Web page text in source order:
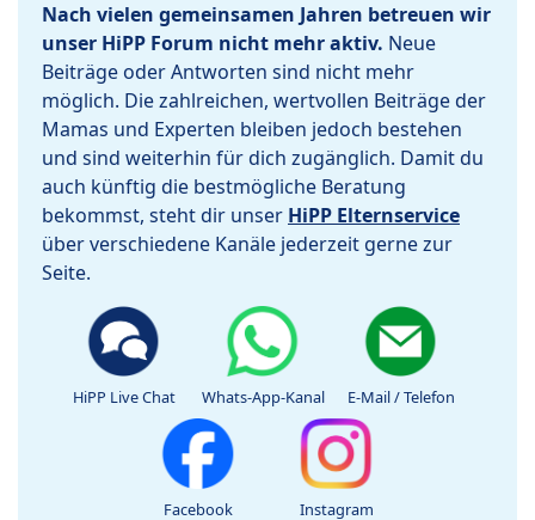
Nach vielen gemeinsamen Jahren betreuen wir
unser HiPP Forum nicht mehr aktiv. Neue
Beiträge oder Antworten sind nicht mehr
möglich. Die zahlreichen, wertvollen Beiträge der
Mamas und Experten bleiben jedoch bestehen
und sind weiterhin für dich zugänglich. Damit du
auch künftig die bestmögliche Beratung
bekommst, steht dir unser HiPP Elternservice
über verschiedene Kanäle jederzeit gerne zur
Seite.
HiPP Live Chat Whats-App-Kanal E-Mail / Telefon
Facebook Instagram